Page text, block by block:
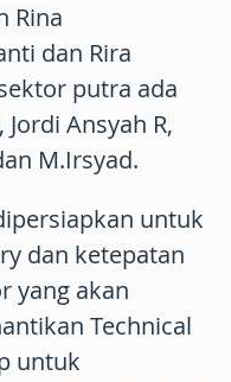
Rina
dan Rira
putra ada
Ansyah R,
M.Irsyad.
untuk
dan ketepatan
yang akan
Technical
untuk